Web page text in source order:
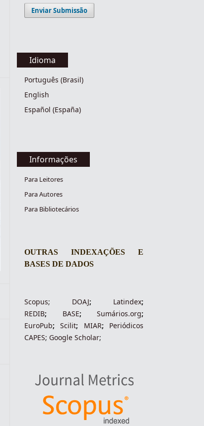
Enviar Submissão
Idioma
Português (Brasil)
English
Español (España)
Informações
Para Leitores
Para Autores
Para Bibliotecários
OUTRAS INDEXAÇÕES E
BASES DE DADOS
Scopus; DOAJ; Latindex;
REDIB; BASE; Sumários.org;
EuroPub; Scilit; MIAR; Periódicos
CAPES; Google Scholar;